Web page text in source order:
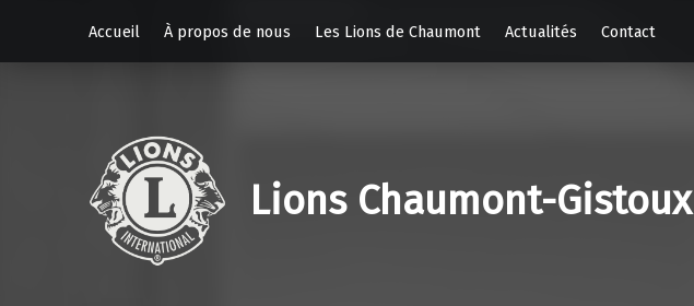
Accueil
À propos de nous Les Lions de Chaumont Actualités Contact
Lions Chaumont-Gistoux